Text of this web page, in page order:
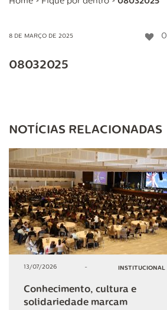
8 DE MARÇO DE 2025 0
08032025
NOTÍCIAS RELACIONADAS
13/07/2026 - INSTITUCIONAL
Conhecimento, cultura e
solidariedade marcam